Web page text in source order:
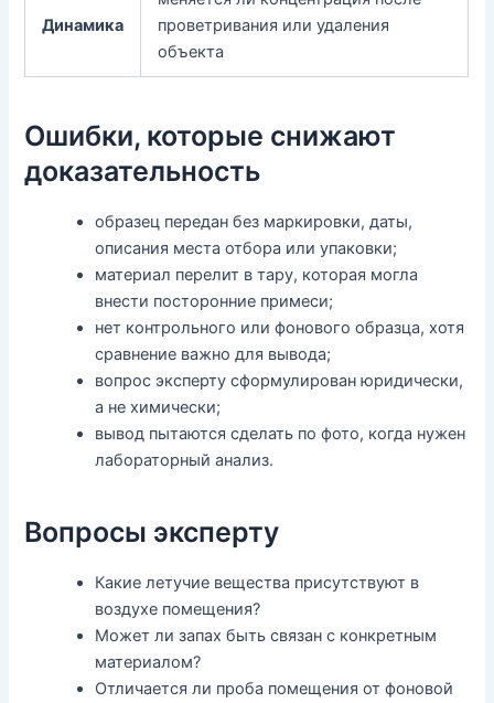
Динамика
проветривания или удаления
объекта
Ошибки, которые снижают
доказательность
образец передан без маркировки, даты,
описания места отбора или упаковки;
материал перелит в тару, которая могла
внести посторонние примеси;
нет контрольного или фонового образца, хотя
сравнение важно для вывода;
вопрос эксперту сформулирован юридически,
а не химически;
вывод пытаются сделать по фото, когда нужен
лабораторный анализ.
Вопросы эксперту
Какие летучие вещества присутствуют в
воздухе помещения?
Может ли запах быть связан с конкретным
материалом?
Отличается ли проба помещения от фоновой